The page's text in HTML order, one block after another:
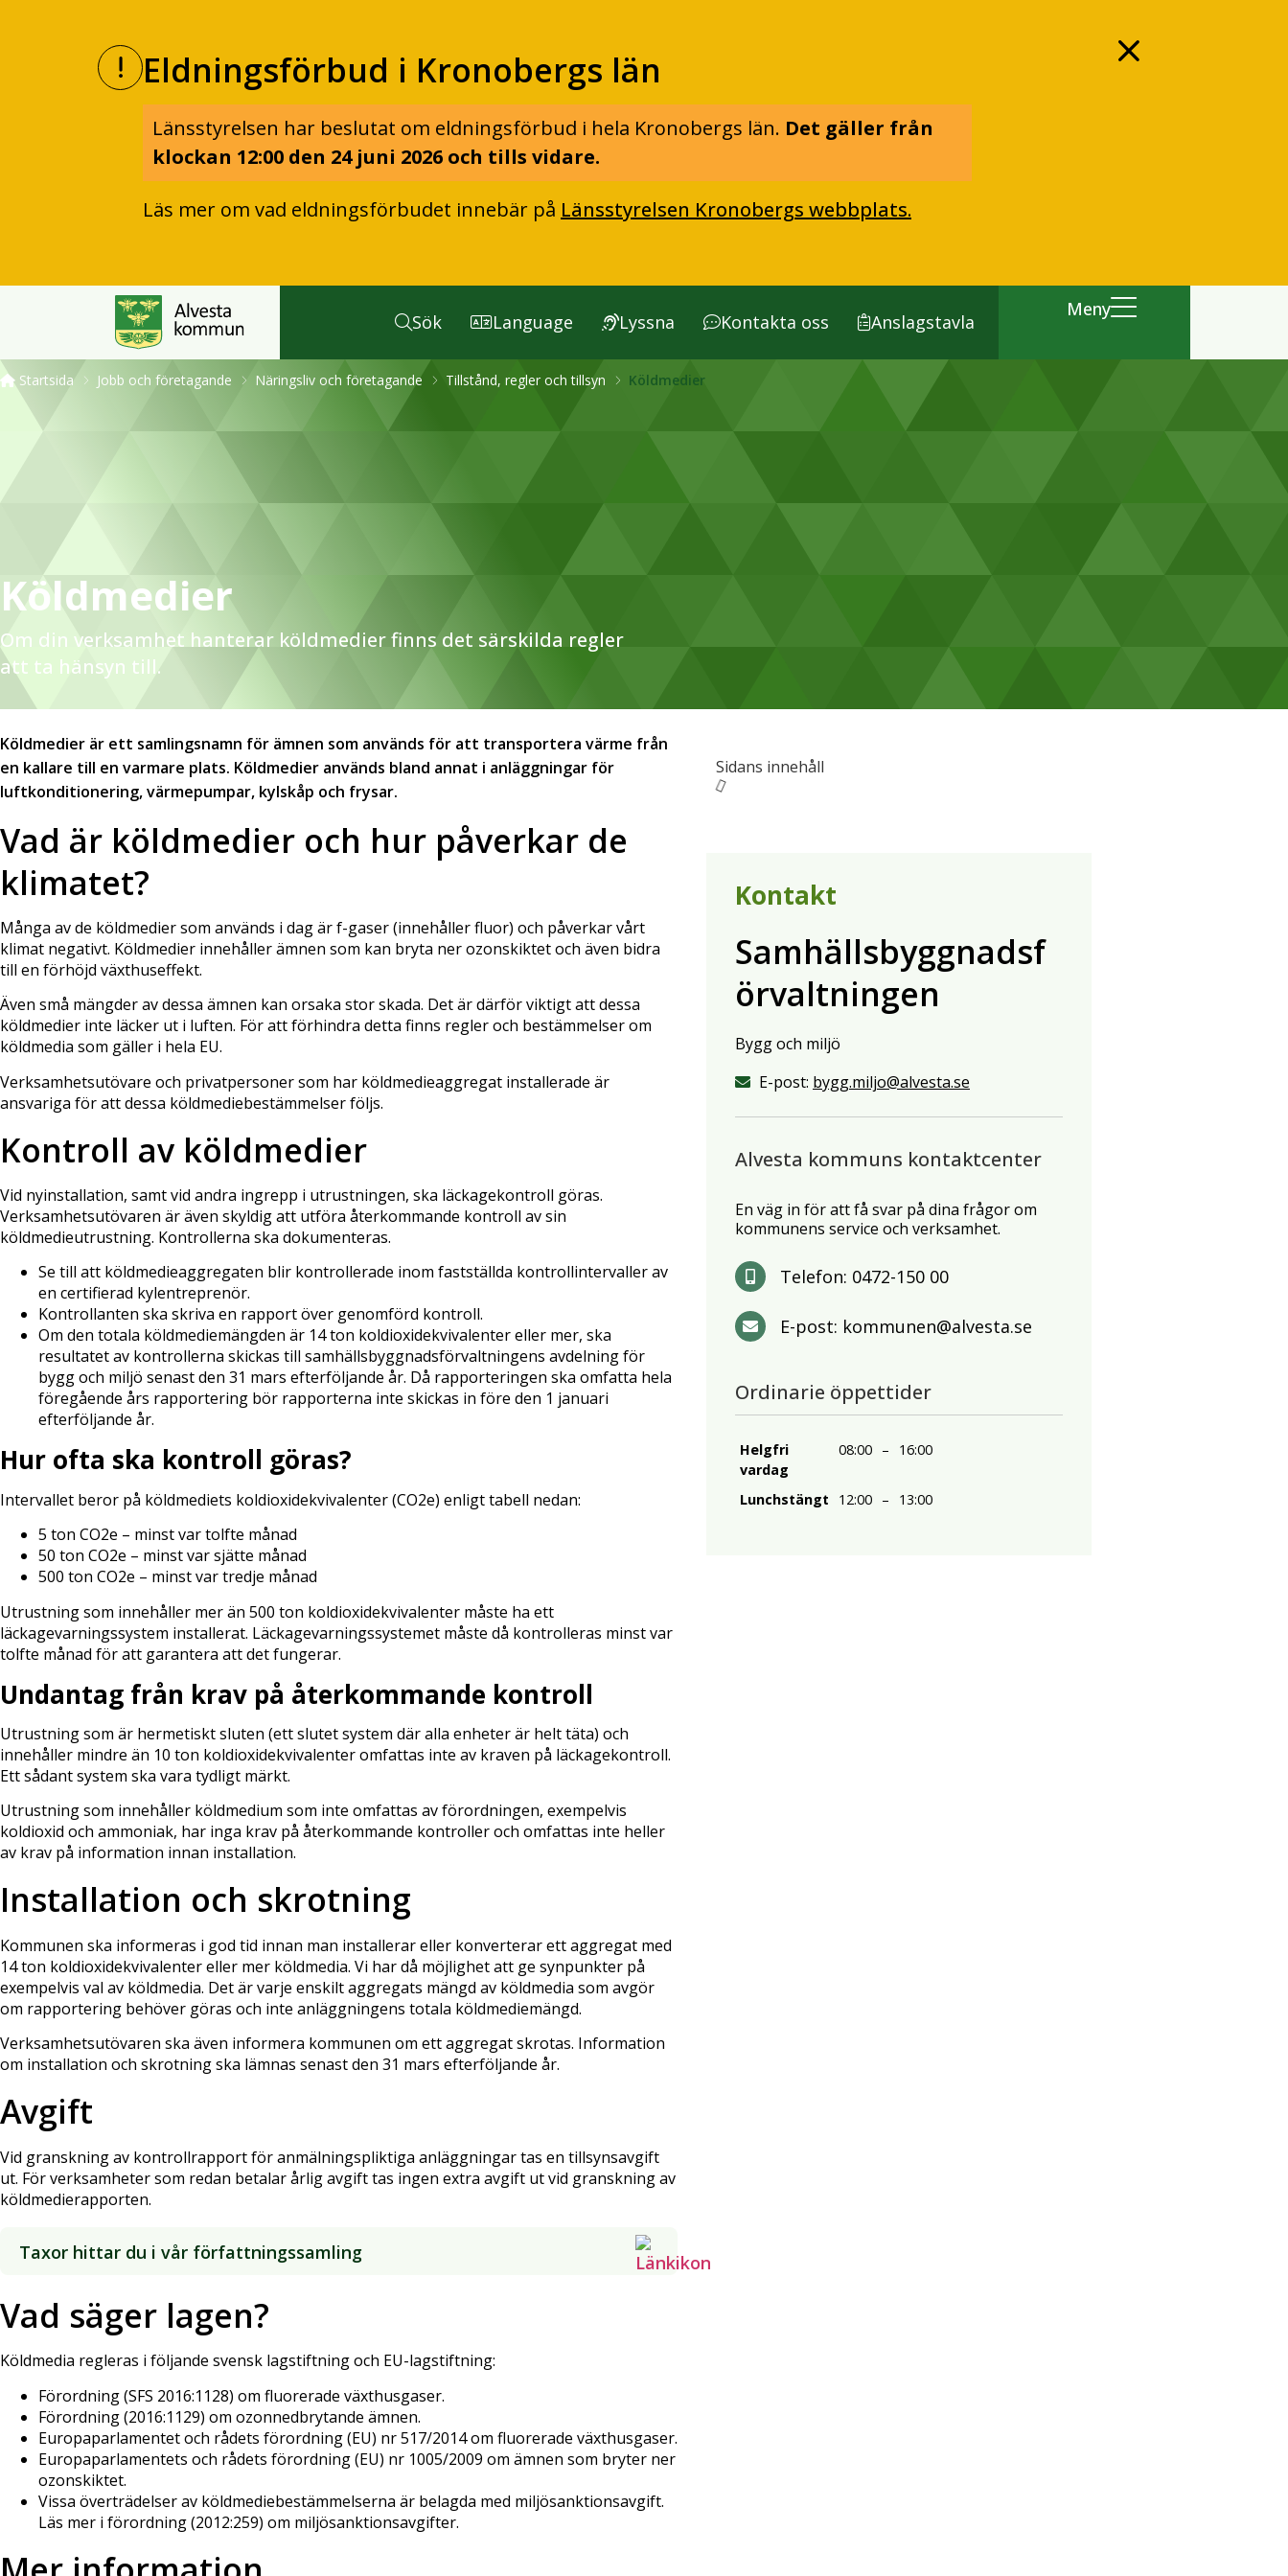
Eldningsförbud i Kronobergs län
Länsstyrelsen har beslutat om eldningsförbud i hela Kronobergs län. Det gäller från
klockan 12:00 den 24 juni 2026 och tills vidare.
Läs mer om vad eldningsförbudet innebär på Länsstyrelsen Kronobergs webbplats.
Sök Language Lyssna Kontakta oss Anslagstavla
Meny
Startsida Jobb och företagande Näringsliv och företagande Tillstånd, regler och tillsyn Köldmedier
Köldmedier
Om din verksamhet hanterar köldmedier finns det särskilda regler
att ta hänsyn till.
Köldmedier är ett samlingsnamn för ämnen som används för att transportera värme från
en kallare till en varmare plats. Köldmedier används bland annat i anläggningar för
luftkonditionering, värmepumpar, kylskåp och frysar.
Vad är köldmedier och hur påverkar de
klimatet?
Många av de köldmedier som används i dag är f-gaser (innehåller fluor) och påverkar vårt
klimat negativt. Köldmedier innehåller ämnen som kan bryta ner ozonskiktet och även bidra
till en förhöjd växthuseffekt.
Även små mängder av dessa ämnen kan orsaka stor skada. Det är därför viktigt att dessa
köldmedier inte läcker ut i luften. För att förhindra detta finns regler och bestämmelser om
köldmedia som gäller i hela EU.
Verksamhetsutövare och privatpersoner som har köldmedieaggregat installerade är
ansvariga för att dessa köldmediebestämmelser följs.
Kontroll av köldmedier
Vid nyinstallation, samt vid andra ingrepp i utrustningen, ska läckagekontroll göras.
Verksamhetsutövaren är även skyldig att utföra återkommande kontroll av sin
köldmedieutrustning. Kontrollerna ska dokumenteras.
Se till att köldmedieaggregaten blir kontrollerade inom fastställda kontrollintervaller av
en certifierad kylentreprenör.
Kontrollanten ska skriva en rapport över genomförd kontroll.
Om den totala köldmediemängden är 14 ton koldioxidekvivalenter eller mer, ska
resultatet av kontrollerna skickas till samhällsbyggnadsförvaltningens avdelning för
bygg och miljö senast den 31 mars efterföljande år. Då rapporteringen ska omfatta hela
föregående års rapportering bör rapporterna inte skickas in före den 1 januari
efterföljande år.
Hur ofta ska kontroll göras?
Intervallet beror på köldmediets koldioxidekvivalenter (CO2e) enligt tabell nedan:
5 ton CO2e – minst var tolfte månad
50 ton CO2e – minst var sjätte månad
500 ton CO2e – minst var tredje månad
Utrustning som innehåller mer än 500 ton koldioxidekvivalenter måste ha ett
läckagevarningssystem installerat. Läckagevarningssystemet måste då kontrolleras minst var
tolfte månad för att garantera att det fungerar.
Undantag från krav på återkommande kontroll
Utrustning som är hermetiskt sluten (ett slutet system där alla enheter är helt täta) och
innehåller mindre än 10 ton koldioxidekvivalenter omfattas inte av kraven på läckagekontroll.
Ett sådant system ska vara tydligt märkt.
Utrustning som innehåller köldmedium som inte omfattas av förordningen, exempelvis
koldioxid och ammoniak, har inga krav på återkommande kontroller och omfattas inte heller
av krav på information innan installation.
Installation och skrotning
Kommunen ska informeras i god tid innan man installerar eller konverterar ett aggregat med
14 ton koldioxidekvivalenter eller mer köldmedia. Vi har då möjlighet att ge synpunkter på
exempelvis val av köldmedia. Det är varje enskilt aggregats mängd av köldmedia som avgör
om rapportering behöver göras och inte anläggningens totala köldmediemängd.
Verksamhetsutövaren ska även informera kommunen om ett aggregat skrotas. Information
om installation och skrotning ska lämnas senast den 31 mars efterföljande år.
Avgift
Vid granskning av kontrollrapport för anmälningspliktiga anläggningar tas en tillsynsavgift
ut. För verksamheter som redan betalar årlig avgift tas ingen extra avgift ut vid granskning av
köldmedierapporten.
Taxor hittar du i vår författningssamling
Vad säger lagen?
Köldmedia regleras i följande svensk lagstiftning och EU-lagstiftning:
Förordning (SFS 2016:1128) om fluorerade växthusgaser.
Förordning (2016:1129) om ozonnedbrytande ämnen.
Europaparlamentet och rådets förordning (EU) nr 517/2014 om fluorerade växthusgaser.
Europaparlamentets och rådets förordning (EU) nr 1005/2009 om ämnen som bryter ner
ozonskiktet.
Vissa överträdelser av köldmediebestämmelserna är belagda med miljösanktionsavgift.
Läs mer i förordning (2012:259) om miljösanktionsavgifter.
Sidans innehåll
Kontakt
Samhällsbyggnadsf
örvaltningen
Bygg och miljö
E-post: bygg.miljo@alvesta.se
Alvesta kommuns kontaktcenter
En väg in för att få svar på dina frågor om
kommunens service och verksamhet.
Telefon: 0472-150 00
E-post: kommunen@alvesta.se
Ordinarie öppettider
Helgfri
vardag
08:00 – 16:00
Lunchstängt 12:00 – 13:00